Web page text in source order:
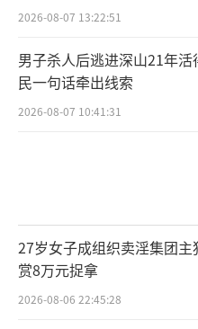
2026-08-07 13:22:51
男子杀人后逃进深山21年活
民一句话牵出线索
2026-08-07 10:41:31
27岁女子成组织卖淫集团主
赏8万元捉拿
2026-08-06 22:45:28